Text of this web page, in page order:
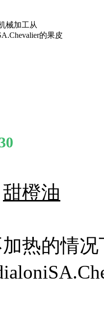
械加工从
的果皮
甜橙油
热的情况